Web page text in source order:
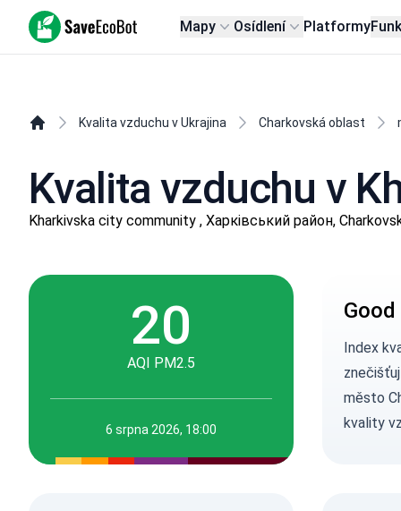
SaveEcoBot Mapy Osídlení Platformy
Kvalita vzduchu v Ukrajina Charkovská oblast
Kvalita vzduchu v
Kharkivska city community , Харківський район,
20
AQI PM2.5
6 srpna 2026, 18:00
Good
Index
město
kvality